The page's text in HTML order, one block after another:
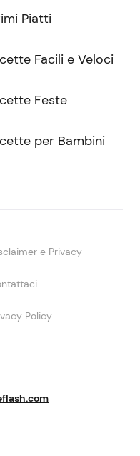
Piatti
Facili e Veloci
Feste
per Bambini
e Privacy
Policy